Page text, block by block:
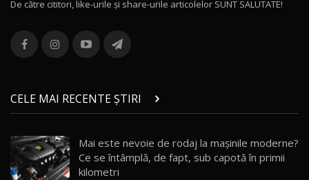
13
combină aventura cu luxul / AutoBlog.MD
36:08
chinez care face lumea să se întoarcă după el
/ AutoBlog.MD
17:27
15 14:37
De către cititori, like-urile şi share-urile articolelor SUNT SALUTATE!
CELE MAI RECENTE ȘTIRI
Mai este nevoie de rodaj la mașinile moderne?
Ce se întâmplă, de fapt, sub capotă în primii
kilometri